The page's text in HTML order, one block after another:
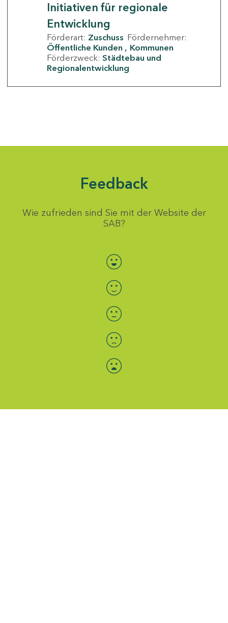
Initiativen für regionale
Entwicklung
Förderart: Zuschuss Fördernehmer:
Öffentliche Kunden
Kommunen
Förderzweck: Städtebau und
Regionalentwicklung
Feedback
Wie zufrieden sind Sie mit der Website der
SAB?
Bewertung auswählen